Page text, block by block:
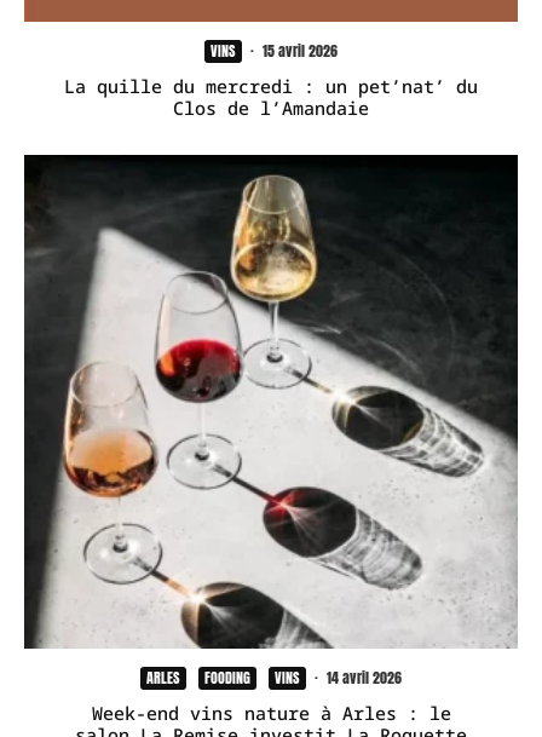
VINS · 15 avril 2026
La quille du mercredi : un pet’nat’ du
Clos de l’Amandaie
ARLES FOODING VINS · 14 avril 2026
Week-end vins nature à Arles : le